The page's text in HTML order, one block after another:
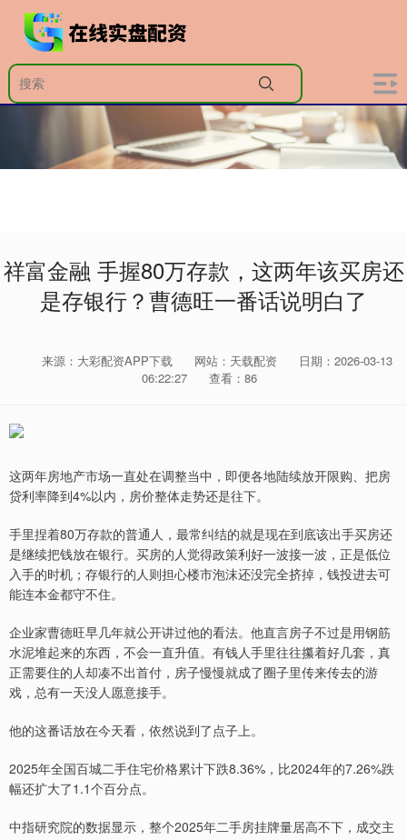
祥富金融 手握80万存款，这两年该买房还
是存银行？曹德旺一番话说明白了
来源：大彩配资APP下载 网站：天载配资
日期：2026-03-13
06:22:27
查看：86
这两年房地产市场一直处在调整当中，即便各地陆续放开限购、把房
贷利率降到4%以内，房价整体走势还是往下。
手里捏着80万存款的普通人，最常纠结的就是现在到底该出手买房还
是继续把钱放在银行。买房的人觉得政策利好一波接一波，正是低位
入手的时机；存银行的人则担心楼市泡沫还没完全挤掉，钱投进去可
能连本金都守不住。
企业家曹德旺早几年就公开讲过他的看法。他直言房子不过是用钢筋
水泥堆起来的东西，不会一直升值。有钱人手里往往攥着好几套，真
正需要住的人却凑不出首付，房子慢慢就成了圈子里传来传去的游
戏，总有一天没人愿意接手。
他的这番话放在今天看，依然说到了点子上。
2025年全国百城二手住宅价格累计下跌8.36%，比2024年的7.26%跌
幅还扩大了1.1个百分点。
中指研究院的数据显示，整个2025年二手房挂牌量居高不下，成交主